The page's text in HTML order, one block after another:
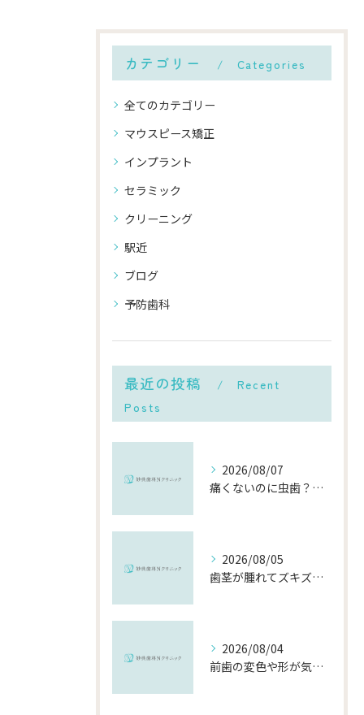
カテゴリー Categories
全てのカテゴリー
マウスピース矯正
インプラント
セラミック
クリーニング
駅近
ブログ
予防歯科
最近の投稿
Recent
Posts
2026/08/07
痛くないのに虫歯？「痛みのない虫歯」が進行する理由と発見方法
2026/08/05
歯茎が腫れてズキズキ痛む時の応急処置と、早めに受診すべき理由
2026/08/04
前歯の変色や形が気になる…削らずにきれいに整える「ダイレクトボンディング」とは？